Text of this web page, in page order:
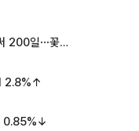
아옳이, 한의사 김형배와 벌써 200일⋯꽃다발 들고 "프러포즈 아냐"
2.8%↑
0.85%↓